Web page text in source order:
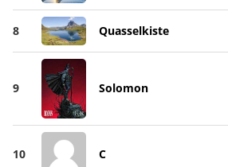
8 Quasselkiste
9 Solomon
10 C